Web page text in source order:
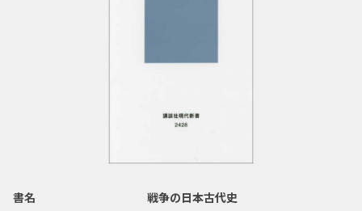
書名
戦争の日本古代史